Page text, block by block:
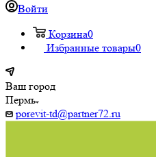
Войти
Корзина0
Избранные товары0
Ваш город
Пермь
porevit-td@partner72.ru